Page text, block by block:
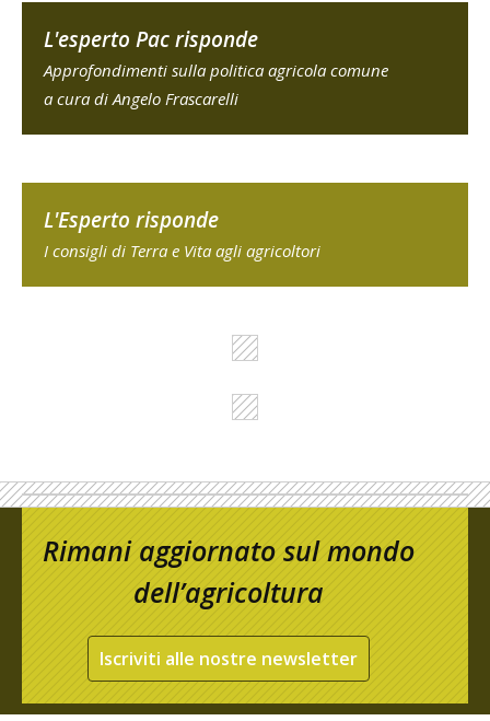
L'esperto Pac risponde
Approfondimenti sulla politica agricola comune
a cura di Angelo Frascarelli
L'Esperto risponde
I consigli di Terra e Vita agli agricoltori
Rimani aggiornato sul mondo
dell’agricoltura
Iscriviti alle nostre newsletter